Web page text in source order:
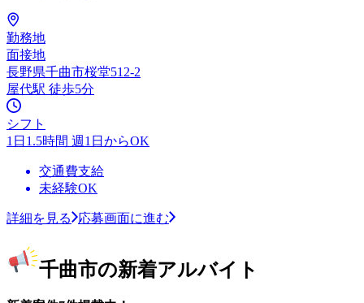
勤務地
面接地
長野県千曲市桜堂512-2
屋代駅 徒歩5分
シフト
1日1.5時間 週1日からOK
交通費支給
未経験OK
詳細を見る 応募画面に進む
千曲市の新着アルバイト